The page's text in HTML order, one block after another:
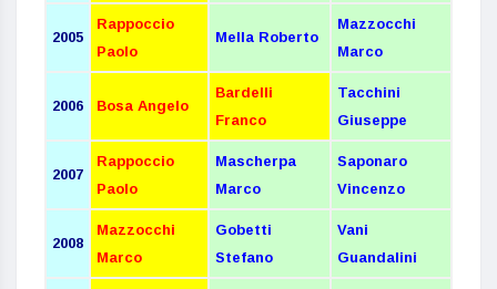
2005
Rappoccio
Paolo
Mella Roberto
Mazzocchi
Marco
2006 Bosa Angelo
Bardelli
Franco
Tacchini
Giuseppe
2007
Rappoccio
Paolo
Mascherpa
Marco
Saponaro
Vincenzo
2008
Mazzocchi
Marco
Gobetti
Stefano
Vani
Guandalini